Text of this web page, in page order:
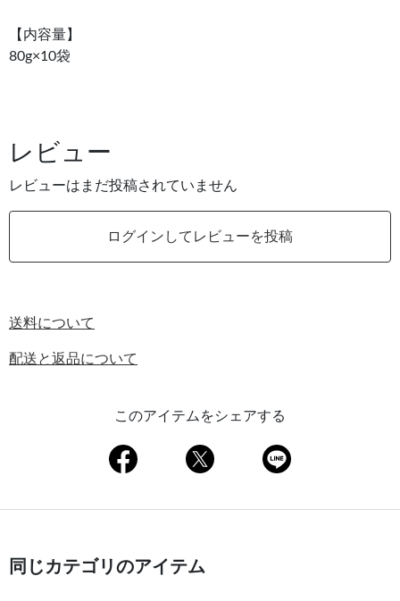
【内容量】
80g×10袋
レビュー
レビューはまだ投稿されていません
ログインしてレビューを投稿
送料について
配送と返品について
このアイテムをシェアする
同じカテゴリのアイテム